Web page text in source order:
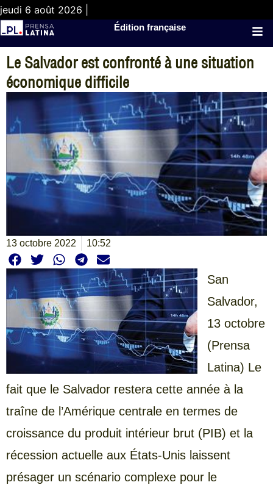
jeudi 6 août 2026 |
Édition française
Le Salvador est confronté à une situation
économique difficile
13 octobre 2022 10:52
San
Salvador,
13 octobre
(Prensa
Latina) Le
fait que le Salvador restera cette année à la
traîne de l’Amérique centrale en termes de
croissance du produit intérieur brut (PIB) et la
récession actuelle aux États-Unis laissent
présager un scénario complexe pour le